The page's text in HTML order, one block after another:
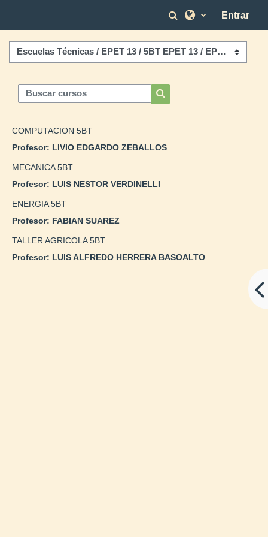
Selector de
Entrar
Categorías
Buscar cursos
Buscar cursos
COMPUTACION 5BT
Profesor: LIVIO EDGARDO ZEBALLOS
MECANICA 5BT
Profesor: LUIS NESTOR VERDINELLI
ENERGIA 5BT
Profesor: FABIAN SUAREZ
TALLER AGRICOLA 5BT
Profesor: LUIS ALFREDO HERRERA BASOALTO